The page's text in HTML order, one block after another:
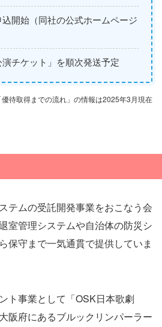
開始（同社の公式ホームページ
チケット」を順次発送予定
待取得までの流れ」の情報は2025年3月現在
テムの受託開発事業をおこなう会
室管理システムや自治体の防災シ
保守まで一気通貫で提供していま
ト事業として「OSK日本歌劇
阪府にあるブルックリンパーラー